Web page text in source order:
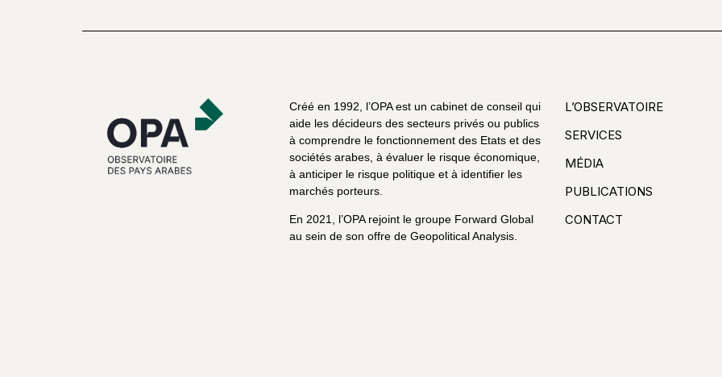
Créé en 1992, l’OPA est un cabinet de conseil qui
aide les décideurs des secteurs privés ou publics
à comprendre le fonctionnement des Etats et des
sociétés arabes, à évaluer le risque économique,
à anticiper le risque politique et à identifier les
marchés porteurs.
En 2021, l’OPA rejoint le groupe Forward Global
au sein de son offre de Geopolitical Analysis.
L’OBSERVATOIRE
SERVICES
MÉDIA
PUBLICATIONS
CONTACT